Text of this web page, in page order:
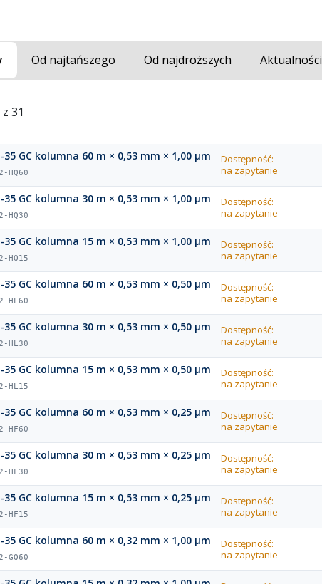
Od najtańszego Od najdroższych Aktualności
31
35 GC kolumna 60 m × 0,53 mm × 1,00 µm
HQ60
Dostępność:
na zapytanie
35 GC kolumna 30 m × 0,53 mm × 1,00 µm
HQ30
Dostępność:
na zapytanie
35 GC kolumna 15 m × 0,53 mm × 1,00 µm
HQ15
Dostępność:
na zapytanie
35 GC kolumna 60 m × 0,53 mm × 0,50 µm
HL60
Dostępność:
na zapytanie
35 GC kolumna 30 m × 0,53 mm × 0,50 µm
HL30
Dostępność:
na zapytanie
35 GC kolumna 15 m × 0,53 mm × 0,50 µm
HL15
Dostępność:
na zapytanie
35 GC kolumna 60 m × 0,53 mm × 0,25 µm
HF60
Dostępność:
na zapytanie
35 GC kolumna 30 m × 0,53 mm × 0,25 µm
HF30
Dostępność:
na zapytanie
35 GC kolumna 15 m × 0,53 mm × 0,25 µm
HF15
Dostępność:
na zapytanie
35 GC kolumna 60 m × 0,32 mm × 1,00 µm
GQ60
Dostępność:
na zapytanie